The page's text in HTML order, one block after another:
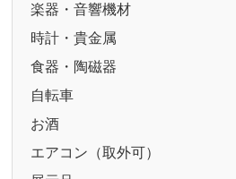
楽器・音響機材
時計・貴金属
食器・陶磁器
自転車
お酒
エアコン（取外可）